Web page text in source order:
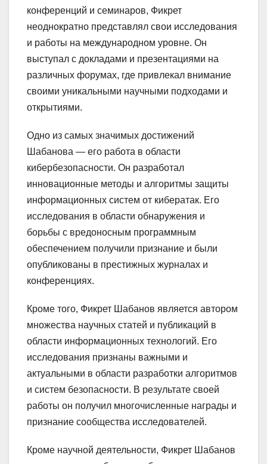
конференций и семинаров, Фикрет
неоднократно представлял свои исследования
и работы на международном уровне. Он
выступал с докладами и презентациями на
различных форумах, где привлекал внимание
своими уникальными научными подходами и
открытиями.
Одно из самых значимых достижений
Шабанова — его работа в области
кибербезопасности. Он разработал
инновационные методы и алгоритмы защиты
информационных систем от кибератак. Его
исследования в области обнаружения и
борьбы с вредоносным программным
обеспечением получили признание и были
опубликованы в престижных журналах и
конференциях.
Кроме того, Фикрет Шабанов является автором
множества научных статей и публикаций в
области информационных технологий. Его
исследования признаны важными и
актуальными в области разработки алгоритмов
и систем безопасности. В результате своей
работы он получил многочисленные награды и
признание сообщества исследователей.
Кроме научной деятельности, Фикрет Шабанов